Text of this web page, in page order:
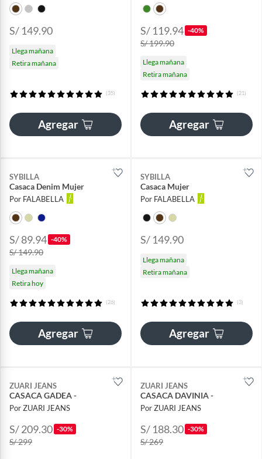
S/ 149.90
Llega mañana
Retira mañana
(35)
Agregar
S/ 119.94 -40%
S/ 199.90
Llega mañana
Retira mañana
(21)
Agregar
SYBILLA
Casaca Denim Mujer
Por FALABELLA
S/ 89.94 -40%
S/ 149.90
Llega mañana
Retira hoy
(26)
Agregar
SYBILLA
Casaca Mujer
Por FALABELLA
S/ 149.90
Llega mañana
Retira mañana
(3)
Agregar
ZUARI JEANS
CASACA GADEA -
Por ZUARI JEANS
S/ 209.30 -30%
S/ 299
ZUARI JEANS
CASACA DAVINIA -
Por ZUARI JEANS
S/ 188.30 -30%
S/ 269